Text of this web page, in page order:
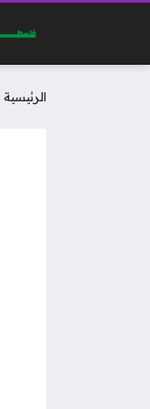
الرئيسية